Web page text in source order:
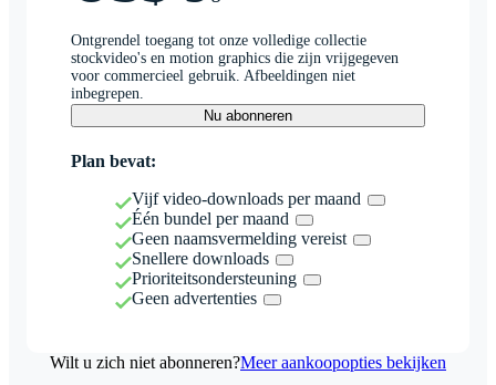
Ontgrendel toegang tot onze volledige collectie
stockvideo's en motion graphics die zijn vrijgegeven
voor commercieel gebruik. Afbeeldingen niet
inbegrepen.
Nu abonneren
Plan bevat:
Vijf video-downloads per maand
Één bundel per maand
Geen naamsvermelding vereist
Snellere downloads
Prioriteitsondersteuning
Geen advertenties
Wilt u zich niet abonneren?Meer aankoopopties bekijken